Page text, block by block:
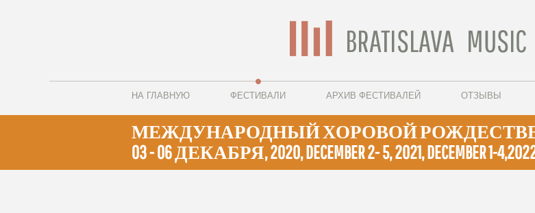
НА ГЛАВНУЮ ФЕСТИВАЛИ АРХИВ ФЕСТИВАЛЕЙ ОТЗЫВЫ
МЕЖДУНАРОДНЫЙ ХОРОВОЙ
03 - 06 ДЕКАБРЯ, 2020, DECEMBER 2- 5, 2021, DECEMBER 1-4,2022